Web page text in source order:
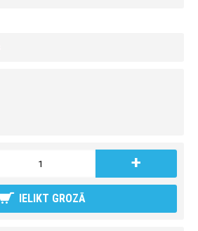
+
IELIKT GROZĀ